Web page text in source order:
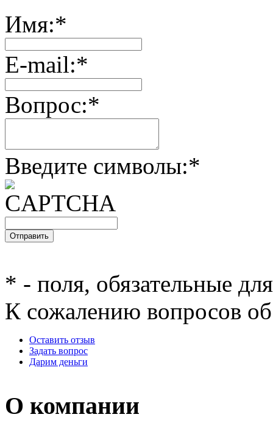
Имя:*
E-mail:*
Вопрос:*
Введите символы:*
* - поля, обязательные
К сожалению вопросов об
Оставить отзыв
Задать вопрос
Дарим деньги
О компании